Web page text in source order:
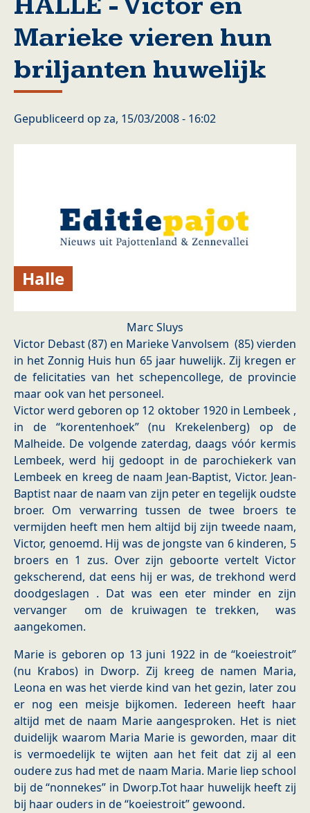
Marieke vieren hun
briljanten huwelijk
Gepubliceerd op za, 15/03/2008 - 16:02
Halle
Marc Sluys
Victor Debast (87) en Marieke Vanvolsem (85) vierden
in het Zonnig Huis hun 65 jaar huwelijk. Zij kregen er
de felicitaties van het schepencollege, de provincie
maar ook van het personeel.
Victor werd geboren op 12 oktober 1920 in Lembeek ,
in de “korentenhoek” (nu Krekelenberg) op de
Malheide. De volgende zaterdag, daags vóór kermis
Lembeek, werd hij gedoopt in de parochiekerk van
Lembeek en kreeg de naam Jean-Baptist, Victor. Jean-
Baptist naar de naam van zijn peter en tegelijk oudste
broer. Om verwarring tussen de twee broers te
vermijden heeft men hem altijd bij zijn tweede naam,
Victor, genoemd. Hij was de jongste van 6 kinderen, 5
broers en 1 zus. Over zijn geboorte vertelt Victor
gekscherend, dat eens hij er was, de trekhond werd
doodgeslagen . Dat was een eter minder en zijn
vervanger om de kruiwagen te trekken, was
aangekomen.
Marie is geboren op 13 juni 1922 in de “koeiestroit”
(nu Krabos) in Dworp. Zij kreeg de namen Maria,
Leona en was het vierde kind van het gezin, later zou
er nog een meisje bijkomen. Iedereen heeft haar
altijd met de naam Marie aangesproken. Het is niet
duidelijk waarom Maria Marie is geworden, maar dit
is vermoedelijk te wijten aan het feit dat zij al een
oudere zus had met de naam Maria. Marie liep school
bij de “nonnekes” in Dworp.Tot haar huwelijk heeft zij
bij haar ouders in de “koeiestroit” gewoond.